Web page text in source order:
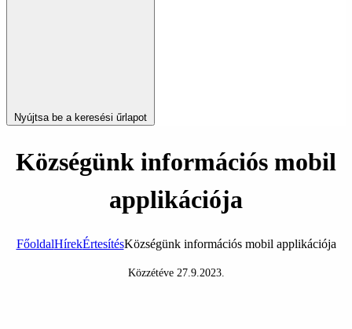
Nyújtsa be a keresési űrlapot
Községünk információs mobil
applikációja
FőoldalHírekÉrtesítésKözségünk információs mobil applikációja
Közzétéve 27.9.2023.